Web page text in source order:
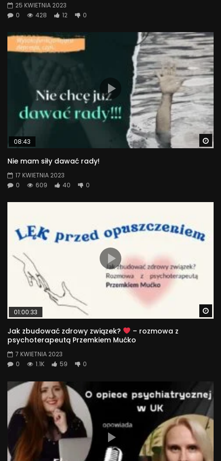
25 KWIETNIA 2023
0
428 12 0
08:43
Nie mam siły dawać rady!
17 KWIETNIA 2023
0
609 40 0
01:00:33
Jak zbudować zdrowy związek?
– rozmowa z
psychoterapeutą Przemkiem Mućko
7 KWIETNIA 2023
0
1.1K 59 0